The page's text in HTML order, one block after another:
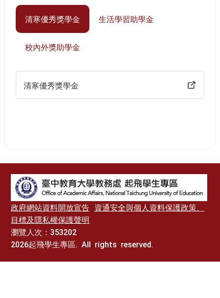
清寒優秀獎學金 生活學習助學金
校內外獎助學金
清寒優秀獎學金
政府網站資料開放宣告
資通安全與個人資料保護政策、
目標及隱私權保護聲明
瀏覽人次：353202
2026起飛學生專區. All rights reserved.